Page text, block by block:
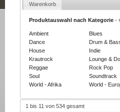
Warenkorb
Produktauswahl nach Kategorie -
Ambient Blues
Dance
Drum &
House
Indie
Krautrock
Lounge &
Reggae
Rock Pop
Soul
Soundtrack
World - Afrika
World -
1 bis 11 von 534 gesamt